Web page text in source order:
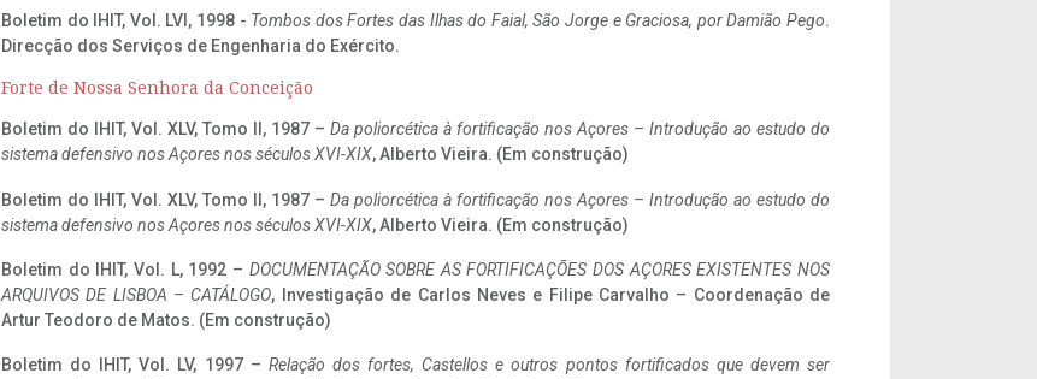
Boletim do IHIT, Vol. LVI, 1998 - Tombos dos Fortes das Ilhas do Faial, São Jorge e Graciosa, por Damião Pego.
Direcção dos Serviços de Engenharia do Exército.
Forte de Nossa Senhora da Conceição
Boletim do IHIT, Vol. XLV, Tomo II, 1987 – Da poliorcética à fortificação nos Açores – Introdução ao estudo do
sistema defensivo nos Açores nos séculos XVI-XIX, Alberto Vieira. (Em construção)
Boletim do IHIT, Vol. XLV, Tomo II, 1987 – Da poliorcética à fortificação nos Açores – Introdução ao estudo do
sistema defensivo nos Açores nos séculos XVI-XIX, Alberto Vieira. (Em construção)
Boletim do IHIT, Vol. L, 1992 – DOCUMENTAÇÃO SOBRE AS FORTIFICAÇÕES DOS AÇORES EXISTENTES NOS
ARQUIVOS DE LISBOA – CATÁLOGO, Investigação de Carlos Neves e Filipe Carvalho – Coordenação de
Artur Teodoro de Matos. (Em construção)
Boletim do IHIT, Vol. LV, 1997 – Relação dos fortes, Castellos e outros pontos fortificados que devem ser